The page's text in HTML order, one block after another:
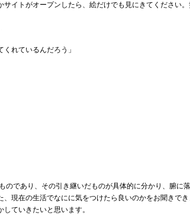
イトがオープンしたら、絵だけでも見にきてください
れているんだろう」
のであり、その引き継いだものが具体的に分かり、腑に
現在の生活でなにに気をつけたら良いのかをお聞きで
ていきたいと思います。